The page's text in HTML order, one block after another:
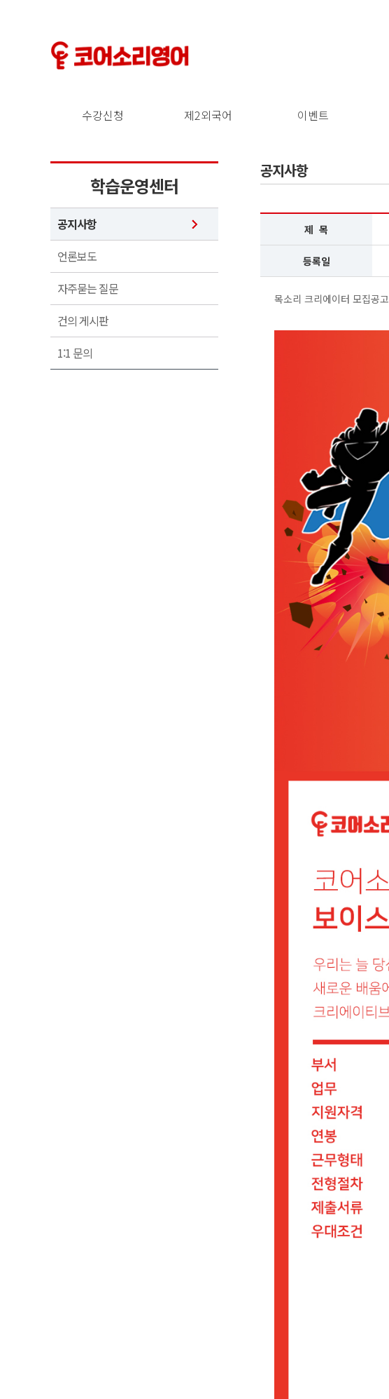
수강신청 제2외국어 이벤트
학습운영센터
공지사항
언론보도
자주묻는 질문
건의 게시판
1:1 문의
공지사항
제 목
등록일
목소리 크리에이터 모집공고